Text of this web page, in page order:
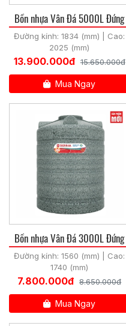
Bồn nhựa Vân Đá 5000L Đứng
Đường kính: 1834 (mm) | Cao:
2025 (mm)
13.900.000đ 15.650.000đ
Mua Ngay
Bồn nhựa Vân Đá 3000L Đứng
Đường kính: 1560 (mm) | Cao:
1740 (mm)
7.800.000đ 8.650.000đ
Mua Ngay